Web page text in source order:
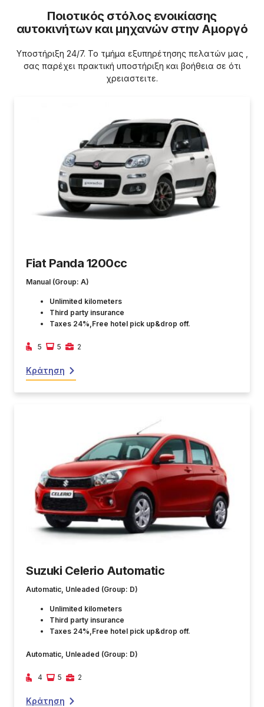
Ποιοτικός στόλος ενοικίασης
αυτοκινήτων και μηχανών στην Αμοργό
Υποστήριξη 24/7. Το τμήμα εξυπηρέτησης πελατών μας ,
σας παρέχει πρακτική υποστήριξη και βοήθεια σε ότι
χρειαστειτε.
Fiat Panda 1200cc
Manual (Group: A)
Unlimited kilometers
Third party insurance
Taxes 24%,Free hotel pick up&drop off.
5 5 2
Κράτηση
Suzuki Celerio Automatic
Automatic, Unleaded (Group: D)
Unlimited kilometers
Third party insurance
Taxes 24%,Free hotel pick up&drop off.
Automatic, Unleaded (Group: D)
4 5 2
Κράτηση